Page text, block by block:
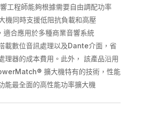
工程師能夠根據需要自由調配功率
機同時支援低阻抗負載和高壓
合應用於多種商業音響系統
載數位音訊處理以及Dante介面，省
理器的成本費用。此外， 該產品沿用
擴大機特有的技術，性能
能最全面的高性能功率擴大機